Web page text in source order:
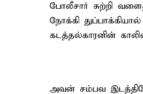
போலீசார் சுற்றி
நோக்கி
கடத்தல்காரனின்
அவன் சம்பவ